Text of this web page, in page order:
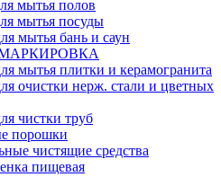
мытья полов
мытья посуды
мытья бань и саун
мытья плитки и керамогранита
очистки нерж. стали и цветных
чистки труб
порошки
чистящие средства
пищевая